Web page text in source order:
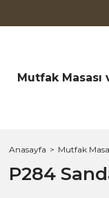
Mutfak
Anasayfa Mutfak
P284